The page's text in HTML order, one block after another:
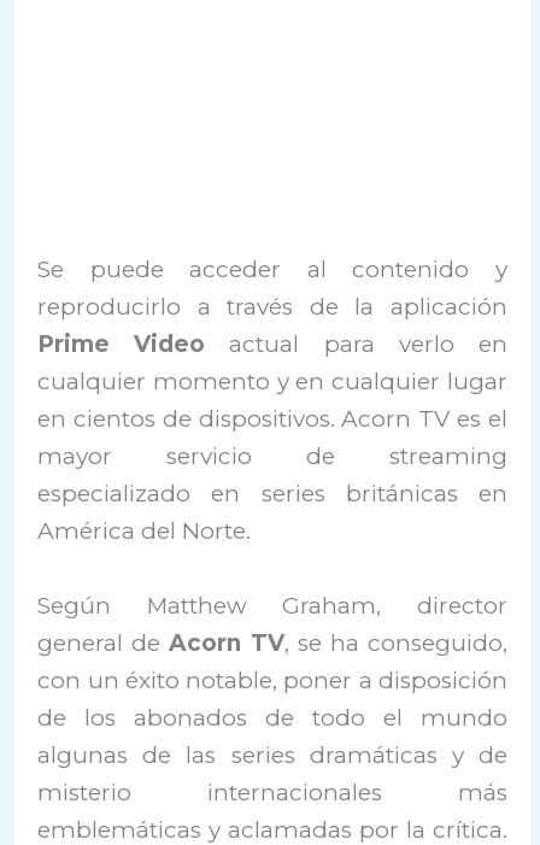
Se puede acceder al contenido y
reproducirlo a través de la aplicación
Prime Video actual para verlo en
cualquier momento y en cualquier lugar
en cientos de dispositivos. Acorn TV es el
mayor servicio de streaming
especializado en series británicas en
América del Norte.
Según Matthew Graham, director
general deAcorn TV, se ha conseguido,
con un éxito notable, poner a disposición
de los abonados de todo el mundo
algunas de las series dramáticas y de
misterio internacionales más
emblemáticas y aclamadas por la crítica.